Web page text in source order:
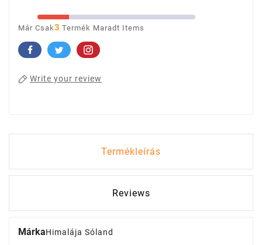
Már Csak3 Termék Maradt Items
Write your review
Termékleírás
Reviews
MárkaHimalája Sóland